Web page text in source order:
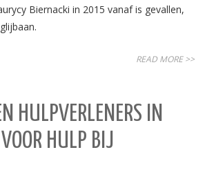
Biernacki in 2015 vanaf is gevallen,
READ MORE >>
HULPVERLENERS IN
HULP BIJ